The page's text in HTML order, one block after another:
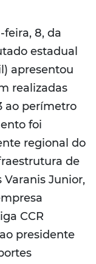
feira, 8, da
estadual
apresentou
realizadas
ao perímetro
foi
regional do
de
Varanis Junior,
CCR
presidente